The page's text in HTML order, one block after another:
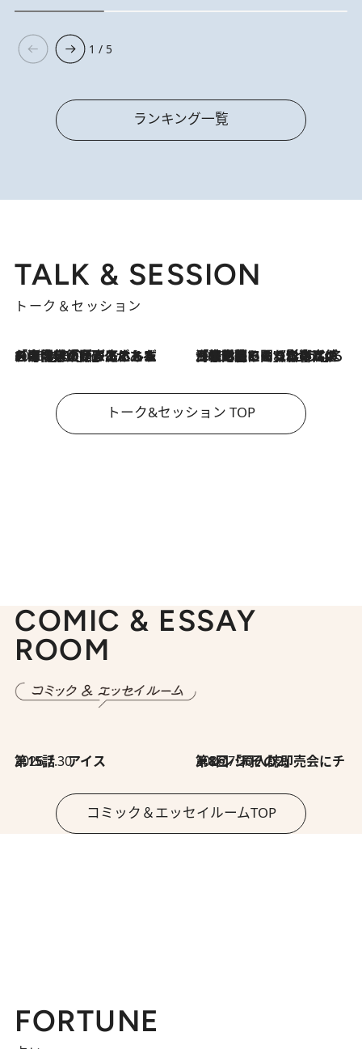
1 / 5
ランキング一覧
TALK & SESSION
トーク＆セッション
2026.8.3
「今後値上げがあるとすれば…」「リスクがあるのは今年の冬」エネルギー専門家が語る、ホルムズ海峡封鎖が家庭にもたらす“ある心配” 2026.8.3
「住宅建てられない…」「サーチャージ料の高値が続いている」ホルムズ海峡封鎖による影響はいつまで続く？《エネルギー専門家に聞く“どうなる日本の暮らし”》
トーク&セッション TOP
COMIC & ESSAY
ROOM
2026.7.30
第15話 アイス 2026.7.30
第8回「同人誌即売会にチャレンジ その2」
コミック＆エッセイルームTOP
FORTUNE